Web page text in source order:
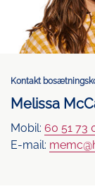
Kontakt
Melissa
Mobil:60 51 73
E-mail: